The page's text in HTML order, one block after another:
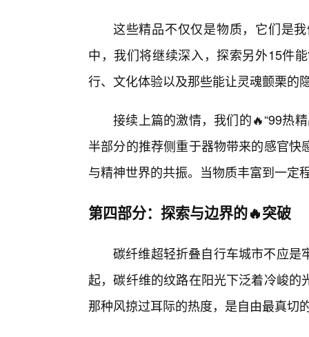
这些精品不仅仅是物质，它们是
中，我们将继续深入，探索另外15件
行、文化体验以及那些能让灵魂颤栗的
接续上篇的激情，我们的🔥“99热
半部分的推荐侧重于器物带来的感官
与精神世界的共振。当物质丰富到一定
第四部分：探索与边界的🔥突破
碳纤维超轻折叠自行车城市不应是
起，碳纤维的纹路在阳光下泛着冷峻
那种风掠过耳际的热度，是自由最真切